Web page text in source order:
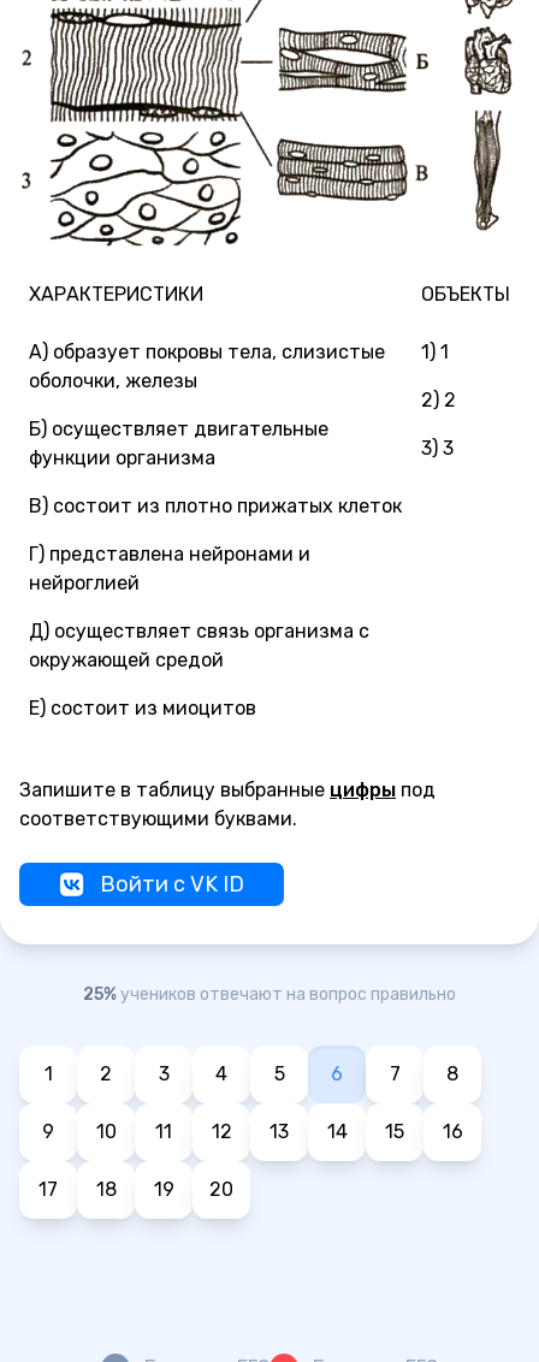
ХАРАКТЕРИСТИКИ ОБЪЕКТЫ
A) образует покровы тела, слизистые
оболочки, железы
Б) осуществляет двигательные
функции организма
B) состоит из плотно прижатых клеток
Г) представлена нейронами и
нейроглией
Д) осуществляет связь организма с
окружающей средой
Е) состоит из миоцитов
1) 1
2) 2
3) 3
Запишите в таблицу выбранные цифры под
соответствующими буквами.
Войти с VK ID
25%учеников отвечают на вопрос правильно
1 2 3 4 5 6 7 8
9 10 11 12 13 14 15 16
17 18 19 20